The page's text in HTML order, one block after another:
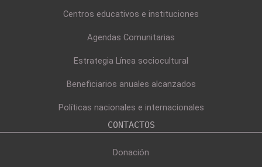
Centros educativos e instituciones
Agendas Comunitarias
Estrategia Línea sociocultural
Beneficiarios anuales alcanzados
Políticas nacionales e internacionales
CONTACTOS
Donación